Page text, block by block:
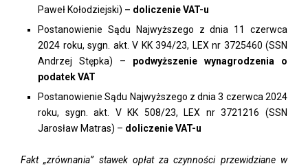
Paweł Kołodziejski) – doliczenie VAT-u
Postanowienie Sądu Najwyższego z dnia 11 czerwca
2024 roku, sygn. akt. V KK 394/23, LEX nr 3725460 (SSN
Andrzej Stępka) – podwyższenie wynagrodzenia o
podatek VAT
Postanowienie Sądu Najwyższego z dnia 3 czerwca 2024
roku, sygn. akt. V KK 508/23, LEX nr 3721216 (SSN
Jarosław Matras) – doliczenie VAT-u
Fakt „zrównania” stawek opłat za czynności przewidziane w